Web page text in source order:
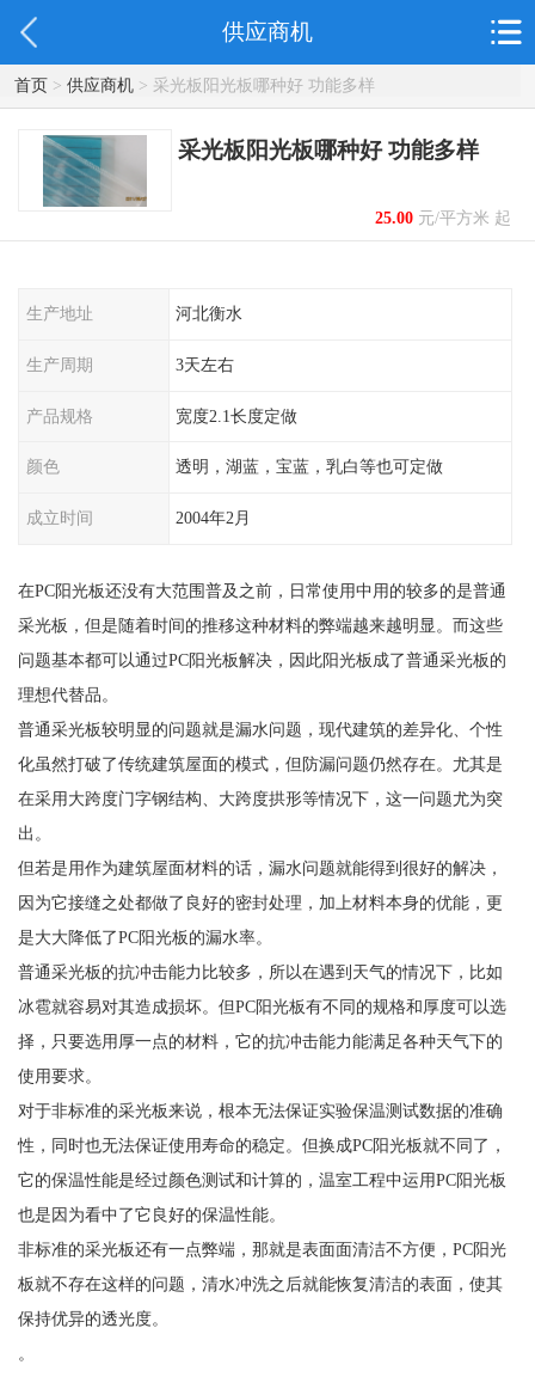
供应商机
首页> 供应商机> 采光板阳光板哪种好 功能多样
采光板阳光板哪种好 功能多样
25.00元/平方米 起
生产地址 河北衡水
生产周期 3天左右
产品规格 宽度2.1长度定做
颜色 透明，湖蓝，宝蓝，乳白等也可定做
成立时间 2004年2月
在PC阳光板还没有大范围普及之前，日常使用中用的较多的是普通
采光板，但是随着时间的推移这种材料的弊端越来越明显。而这些
问题基本都可以通过PC阳光板解决，因此阳光板成了普通采光板的
理想代替品。
普通采光板较明显的问题就是漏水问题，现代建筑的差异化、个性
化虽然打破了传统建筑屋面的模式，但防漏问题仍然存在。尤其是
在采用大跨度门字钢结构、大跨度拱形等情况下，这一问题尤为突
出。
但若是用作为建筑屋面材料的话，漏水问题就能得到很好的解决，
因为它接缝之处都做了良好的密封处理，加上材料本身的优能，更
是大大降低了PC阳光板的漏水率。
普通采光板的抗冲击能力比较多，所以在遇到天气的情况下，比如
冰雹就容易对其造成损坏。但PC阳光板有不同的规格和厚度可以选
择，只要选用厚一点的材料，它的抗冲击能力能满足各种天气下的
使用要求。
对于非标准的采光板来说，根本无法保证实验保温测试数据的准确
性，同时也无法保证使用寿命的稳定。但换成PC阳光板就不同了，
它的保温性能是经过颜色测试和计算的，温室工程中运用PC阳光板
也是因为看中了它良好的保温性能。
非标准的采光板还有一点弊端，那就是表面面清洁不方便，PC阳光
板就不存在这样的问题，清水冲洗之后就能恢复清洁的表面，使其
保持优异的透光度。
。